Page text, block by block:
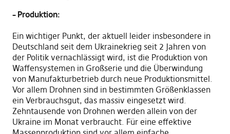
– Produktion:
Ein wichtiger Punkt, der aktuell leider insbesondere in
Deutschland seit dem Ukrainekrieg seit 2 Jahren von
der Politik vernachlässigt wird, ist die Produktion von
Waffensystemen in Großserie und die Überwindung
von Manufakturbetrieb durch neue Produktionsmittel.
Vor allem Drohnen sind in bestimmten Größenklassen
ein Verbrauchsgut, das massiv eingesetzt wird.
Zehntausende von Drohnen werden allein von der
Ukraine im Monat verbraucht. Für eine effektive